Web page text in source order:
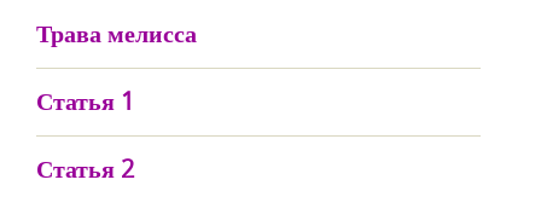
Трава мелисса
Статья 1
Статья 2